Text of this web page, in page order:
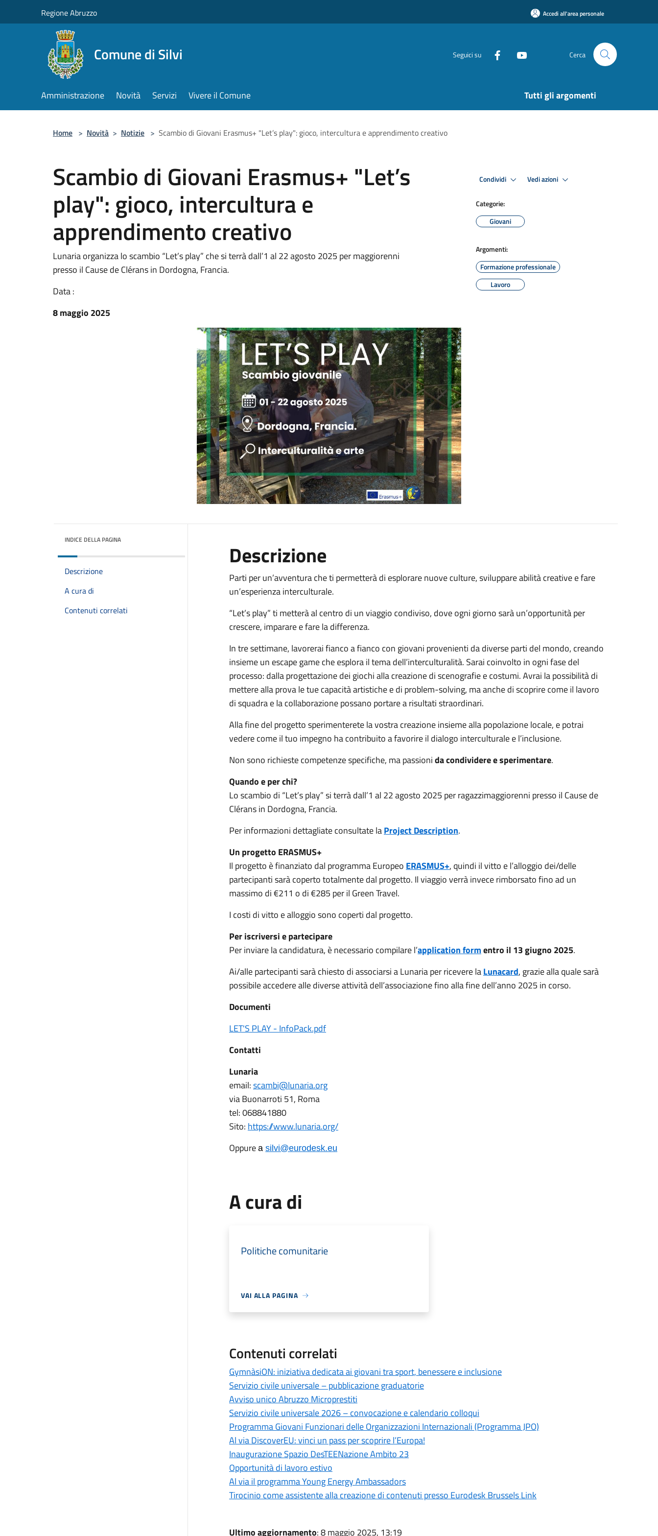
Regione Abruzzo Accedi all'area personale
Comune di Silvi Seguici su Cerca
Amministrazione Novità Servizi Vivere il Comune Tutti gli argomenti
Home > Novità > Notizie > Scambio di Giovani Erasmus+ "Let’s play": gioco, intercultura e apprendimento creativo
Scambio di Giovani Erasmus+ "Let’s
play": gioco, intercultura e
apprendimento creativo
Lunaria organizza lo scambio “Let’s play” che si terrà dall’1 al 22 agosto 2025 per maggiorenni
presso il Cause de Clérans in Dordogna, Francia.
Data :
8 maggio 2025
Condividi Vedi azioni
Categorie:
Giovani
Argomenti:
Formazione professionale
Lavoro
INDICE DELLA PAGINA
Descrizione
A cura di
Contenuti correlati
Descrizione
Parti per un’avventura che ti permetterà di esplorare nuove culture, sviluppare abilità creative e fare
un’esperienza interculturale.
“Let’s play” ti metterà al centro di un viaggio condiviso, dove ogni giorno sarà un’opportunità per
crescere, imparare e fare la differenza.
In tre settimane, lavorerai fianco a fianco con giovani provenienti da diverse parti del mondo, creando
insieme un escape game che esplora il tema dell’interculturalità. Sarai coinvolto in ogni fase del
processo: dalla progettazione dei giochi alla creazione di scenografie e costumi. Avrai la possibilità di
mettere alla prova le tue capacità artistiche e di problem-solving, ma anche di scoprire come il lavoro
di squadra e la collaborazione possano portare a risultati straordinari.
Alla fine del progetto sperimenterete la vostra creazione insieme alla popolazione locale, e potrai
vedere come il tuo impegno ha contribuito a favorire il dialogo interculturale e l’inclusione.
Non sono richieste competenze specifiche, ma passionida condividere e sperimentare.
Quando e per chi?
Lo scambio di “Let’s play” si terrà dall’1 al 22 agosto 2025 per ragazzimaggiorenni presso il Cause de
Clérans in Dordogna, Francia.
Per informazioni dettagliate consultate laProject Description.
Un progetto ERASMUS+
Il progetto è finanziato dal programma Europeo ERASMUS+, quindi il vitto e l’alloggio dei/delle
partecipanti sarà coperto totalmente dal progetto. Il viaggio verrà invece rimborsato fino ad un
massimo di €211 o di €285 per il Green Travel.
I costi di vitto e alloggio sono coperti dal progetto.
Per iscriversi e partecipare
Per inviare la candidatura, è necessario compilare l’application formentro il 13 giugno 2025.
Ai/alle partecipanti sarà chiesto di associarsi a Lunaria per ricevere laLunacard, grazie alla quale sarà
possibile accedere alle diverse attività dell’associazione fino alla fine dell’anno 2025 in corso.
Documenti
LET'S PLAY - InfoPack.pdf
Contatti
Lunaria
email:scambi@lunaria.org
via Buonarroti 51, Roma
tel: 068841880
Sito: https://www.lunaria.org/
Oppure a silvi@eurodesk.eu
A cura di
Politiche comunitarie
VAI ALLA PAGINA
Contenuti correlati
GymnàsiON: iniziativa dedicata ai giovani tra sport, benessere e inclusione
Servizio civile universale – pubblicazione graduatorie
Avviso unico Abruzzo Microprestiti
Servizio civile universale 2026 – convocazione e calendario colloqui
Programma Giovani Funzionari delle Organizzazioni Internazionali (Programma JPO)
Al via DiscoverEU: vinci un pass per scoprire l’Europa!
Inaugurazione Spazio DesTEENazione Ambito 23
Opportunità di lavoro estivo
Al via il programma Young Energy Ambassadors
Tirocinio come assistente alla creazione di contenuti presso Eurodesk Brussels Link
Ultimo aggiornamento: 8 maggio 2025, 13:19